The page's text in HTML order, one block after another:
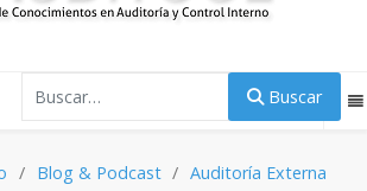
Buscar
Blog & Podcast Auditoría Externa